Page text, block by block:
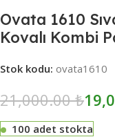
Ovata 1610
Kovalı Kombi
Stok kodu: ovata1610
21,000.00₺
100 adet stokta